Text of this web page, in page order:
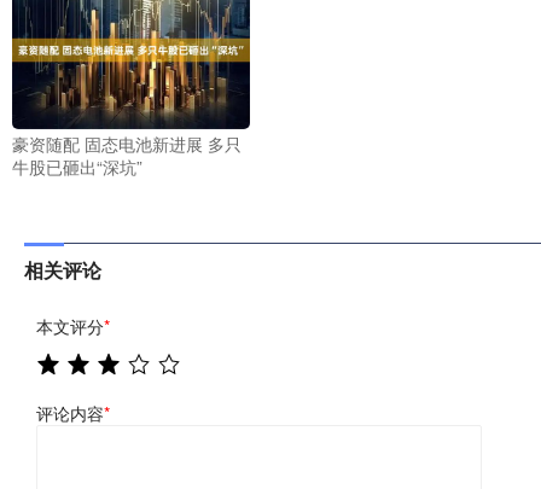
豪资随配 固态电池新进展 多只
牛股已砸出“深坑”
相关评论
本文评分*
评论内容*